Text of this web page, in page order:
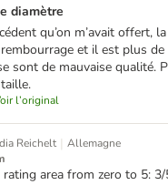
diamètre
qu’on m’avait offert,
et il est plus
sont de mauvaise qualité.
l’original
Reichelt | Allemagne
area from zero to 5: